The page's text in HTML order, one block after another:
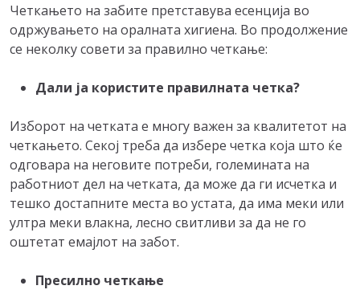
Четкањето на забите претставува есенција во
одржувањето на оралната хигиена. Во продолжение
се неколку совети за правилно четкање:
Дали ја користите правилната четка?
Изборот на четката е многу важен за квалитетот на
четкањето. Секој треба да избере четка која што ќе
одговара на неговите потреби, големината на
работниот дел на четката, да може да ги исчетка и
тешко достапните места во устата, да има меки или
ултра меки влакна, лесно свитливи за да не го
оштетат емајлот на забот.
Пресилно четкање